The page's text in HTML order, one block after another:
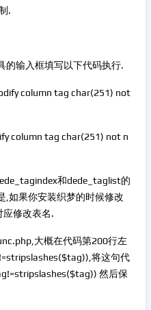
.
的输入框填写以下代码执行.
column tag char(251) not
column tag char(251) not n
和dede_taglist的
,如果你安装织梦的时候修改
应修改表名.
大概在代码第200行左
将这句代
然后保